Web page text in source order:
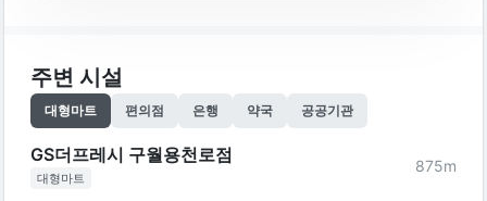
주변 시설
대형마트 편의점 은행 약국 공공기관
GS더프레시 구월용천로점
대형마트
875m